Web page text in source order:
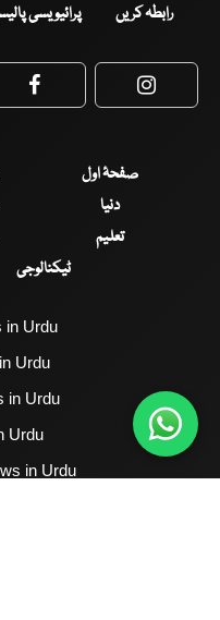
رابطہ کریں پرائیویسی
Facebook
صفحۂ اول
دنیا
تعلیم
ٹیکنالوجی
in Urdu
Urdu
in Urdu
Urdu
in Urdu